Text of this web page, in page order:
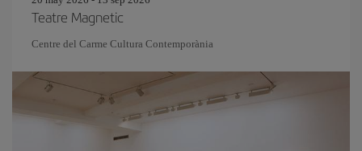
Teatre Magnetic
Centre del Carme Cultura Contemporània